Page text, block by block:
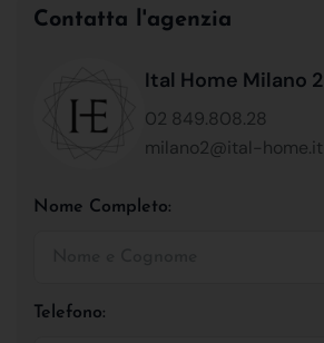
Contatta l'agenzia
Ital Home Milano 2
02 849.808.28
milano2@ital-home.it
Nome Completo:
Telefono: